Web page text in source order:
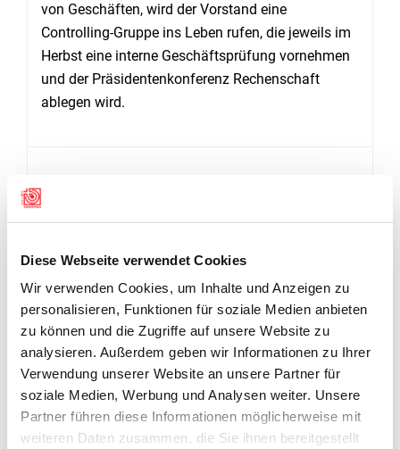
Diese Webseite verwendet Cookies
Wir verwenden Cookies, um Inhalte und Anzeigen zu
personalisieren, Funktionen für soziale Medien anbieten
zu können und die Zugriffe auf unsere Website zu
analysieren. Außerdem geben wir Informationen zu Ihrer
Verwendung unserer Website an unsere Partner für
soziale Medien, Werbung und Analysen weiter. Unsere
Partner führen diese Informationen möglicherweise mit
weiteren Daten zusammen, die Sie ihnen bereitgestellt
von Geschäften, wird der Vorstand eine
Controlling-Gruppe ins Leben rufen, die jeweils im
Herbst eine interne Geschäftsprüfung vornehmen
und der Präsidentenkonferenz Rechenschaft
ablegen wird.